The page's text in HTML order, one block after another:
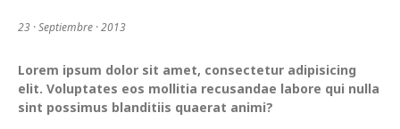
23 · Septiembre · 2013
Lorem ipsum dolor sit amet, consectetur adipisicing
elit. Voluptates eos mollitia recusandae labore qui nulla
sint possimus blanditiis quaerat animi?